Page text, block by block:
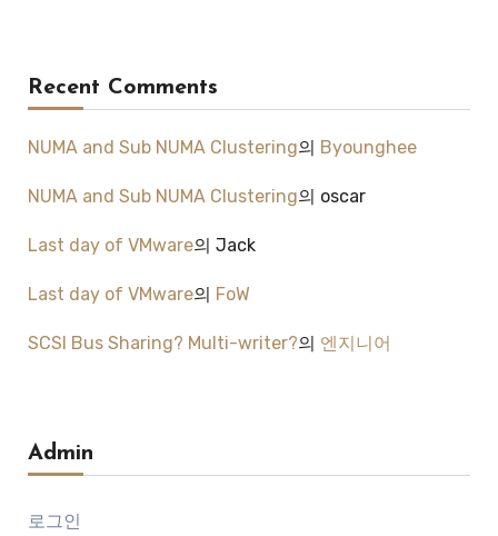
Recent Comments
NUMA and Sub NUMA Clustering의 Byounghee
NUMA and Sub NUMA Clustering의 oscar
Last day of VMware의 Jack
Last day of VMware의 FoW
SCSI Bus Sharing? Multi-writer?의 엔지니어
Admin
로그인